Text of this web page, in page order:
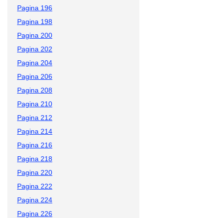
Pagina 196
Pagina 198
Pagina 200
Pagina 202
Pagina 204
Pagina 206
Pagina 208
Pagina 210
Pagina 212
Pagina 214
Pagina 216
Pagina 218
Pagina 220
Pagina 222
Pagina 224
Pagina 226